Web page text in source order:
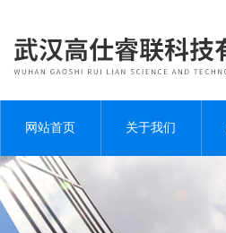
网站首页 关于我们